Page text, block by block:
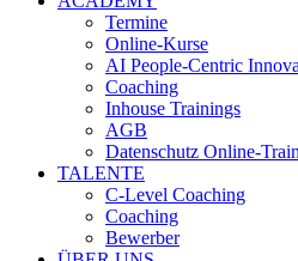
Termine
Online-Kurse
AI People-Centric
Coaching
Inhouse Trainings
AGB
Datenschutz Online-
TALENTE
C-Level Coaching
Coaching
Bewerber